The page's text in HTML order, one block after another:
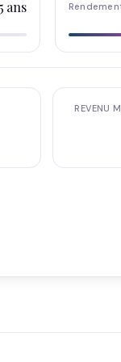
ans
REVENU